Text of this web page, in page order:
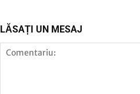
LĂSAȚI UN MESAJ